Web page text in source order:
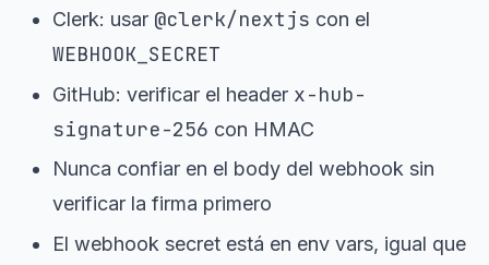
Clerk: usar @clerk/nextjs con el
WEBHOOK_SECRET
GitHub: verificar el header x-hub-
signature-256 con HMAC
Nunca confiar en el body del webhook sin
verificar la firma primero
El webhook secret está en env vars, igual que